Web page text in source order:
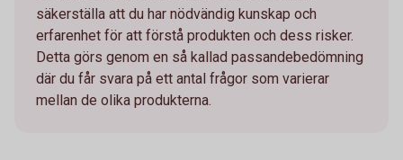
säkerställa att du har nödvändig kunskap och
erfarenhet för att förstå produkten och dess risker.
Detta görs genom en så kallad passandebedömning
där du får svara på ett antal frågor som varierar
mellan de olika produkterna.